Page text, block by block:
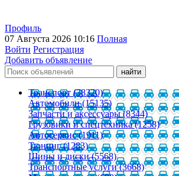
Профиль
07 Августа 2026 10:16 Полная
Войти Регистрация
Добавить объявление
Транспорт (38320)
Автомобили (15135)
Запчасти и аксессуары (8344)
Грузовики и спецтехника (1258)
Автосервис (1911)
Тюнинг (1283)
Шины и диски (5568)
Транспортные услуги (3668)